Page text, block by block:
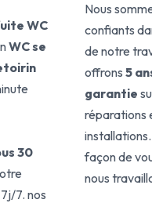
WC
WC se
30
7. nos
Nous
confiants
de notre
offrons 5
garantie
réparations
façon de
nous